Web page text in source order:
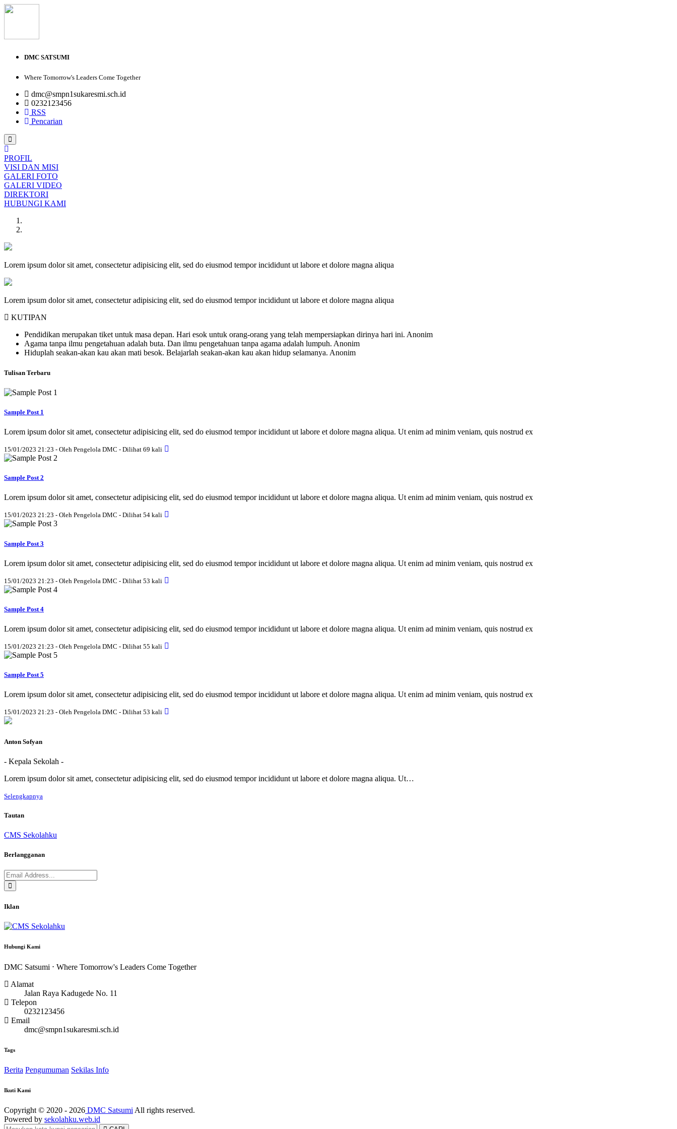
DMC SATSUMI
Where Tomorrow's Leaders Come Together
dmc@smpn1sukaresmi.sch.id
0232123456
RSS
Pencarian
PROFIL
VISI DAN MISI
GALERI FOTO
GALERI VIDEO
DIREKTORI
HUBUNGI KAMI
Lorem ipsum dolor sit amet, consectetur adipisicing elit, sed do eiusmod tempor incididunt ut labore et dolore magna aliqua
Lorem ipsum dolor sit amet, consectetur adipisicing elit, sed do eiusmod tempor incididunt ut labore et dolore magna aliqua
KUTIPAN
Pendidikan merupakan tiket untuk masa depan. Hari esok untuk orang-orang yang telah mempersiapkan dirinya hari ini. Anonim
Agama tanpa ilmu pengetahuan adalah buta. Dan ilmu pengetahuan tanpa agama adalah lumpuh. Anonim
Hiduplah seakan-akan kau akan mati besok. Belajarlah seakan-akan kau akan hidup selamanya. Anonim
Tulisan Terbaru
Sample Post 1
Lorem ipsum dolor sit amet, consectetur adipisicing elit, sed do eiusmod tempor incididunt ut labore et dolore magna aliqua. Ut enim ad minim veniam, quis nostrud ex
15/01/2023 21:23 - Oleh Pengelola DMC - Dilihat 69 kali
Sample Post 2
Lorem ipsum dolor sit amet, consectetur adipisicing elit, sed do eiusmod tempor incididunt ut labore et dolore magna aliqua. Ut enim ad minim veniam, quis nostrud ex
15/01/2023 21:23 - Oleh Pengelola DMC - Dilihat 54 kali
Sample Post 3
Lorem ipsum dolor sit amet, consectetur adipisicing elit, sed do eiusmod tempor incididunt ut labore et dolore magna aliqua. Ut enim ad minim veniam, quis nostrud ex
15/01/2023 21:23 - Oleh Pengelola DMC - Dilihat 53 kali
Sample Post 4
Lorem ipsum dolor sit amet, consectetur adipisicing elit, sed do eiusmod tempor incididunt ut labore et dolore magna aliqua. Ut enim ad minim veniam, quis nostrud ex
15/01/2023 21:23 - Oleh Pengelola DMC - Dilihat 55 kali
Sample Post 5
Lorem ipsum dolor sit amet, consectetur adipisicing elit, sed do eiusmod tempor incididunt ut labore et dolore magna aliqua. Ut enim ad minim veniam, quis nostrud ex
15/01/2023 21:23 - Oleh Pengelola DMC - Dilihat 53 kali
Anton Sofyan
- Kepala Sekolah -
Lorem ipsum dolor sit amet, consectetur adipisicing elit, sed do eiusmod tempor incididunt ut labore et dolore magna aliqua. Ut…
Selengkapnya
Tautan
CMS Sekolahku
Berlangganan
Iklan
Hubungi Kami
DMC Satsumi ⋅ Where Tomorrow's Leaders Come Together
Alamat
Jalan Raya Kadugede No. 11
Telepon
0232123456
Email
dmc@smpn1sukaresmi.sch.id
Tags
Berita Pengumuman Sekilas Info
Ikuti Kami
Copyright © 2020 - 2026 DMC Satsumi All rights reserved.
Powered by sekolahku.web.id